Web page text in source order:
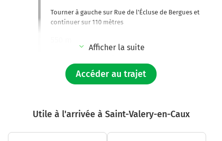
Tourner à gauche sur Rue de l'Écluse de Bergues et
continuer sur 110 mètres
55 mètres
continuer sur 90 mètres
600 m
700 m
Afficher la suite
Accéder au trajet
Utile à l'arrivée à Saint-Valery-en-Caux